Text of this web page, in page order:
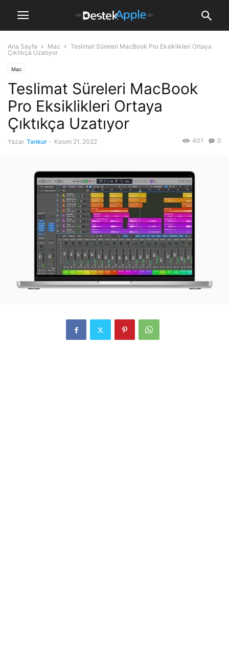
Ana Sayfa Mac
Teslimat Süreleri MacBook Pro Eksiklikleri Ortaya
Çıktıkça Uzatıyor
Mac
Teslimat Süreleri MacBook
Pro Eksiklikleri Ortaya
Çıktıkça Uzatıyor
Yazar Tankur - Kasım 21, 2022 0
401